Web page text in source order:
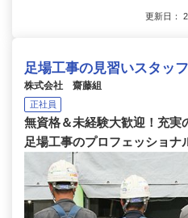
更新日：
足場工事の見習いスタッフ
株式会社 齋藤組
正社員
無資格＆未経験大歓迎！充実
足場工事のプロフェッショナ